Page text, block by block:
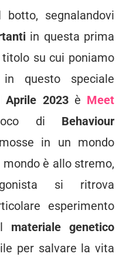
segnalandovi
in questa prima
su cui poniamo
questo speciale
2023 è Meet
di Behaviour
in un mondo
è allo stremo,
si ritrova
esperimento
materiale genetico
per salvare la vita